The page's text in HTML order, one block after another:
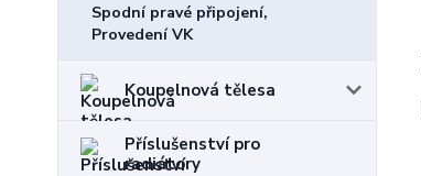
Spodní pravé připojení,
Provedení VK
Koupelnová tělesa
Příslušenství pro
radiátory